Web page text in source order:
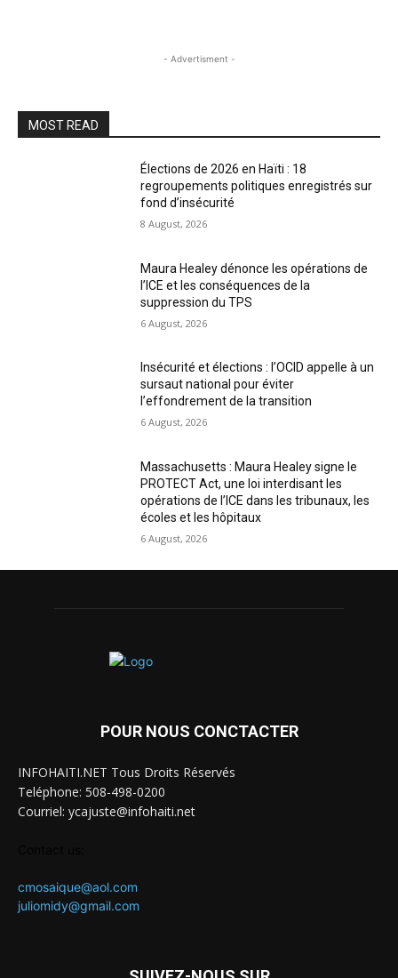
- Advertisment -
MOST READ
Élections de 2026 en Haïti : 18
regroupements politiques enregistrés sur
fond d’insécurité
8 August, 2026
Maura Healey dénonce les opérations de
l’ICE et les conséquences de la
suppression du TPS
6 August, 2026
Insécurité et élections : l’OCID appelle à un
sursaut national pour éviter
l’effondrement de la transition
6 August, 2026
Massachusetts : Maura Healey signe le
PROTECT Act, une loi interdisant les
opérations de l’ICE dans les tribunaux, les
écoles et les hôpitaux
6 August, 2026
POUR NOUS CONCTACTER
INFOHAITI.NET Tous Droits Réservés
Teléphone: 508-498-0200
Courriel: ycajuste@infohaiti.net
cmosaique@aol.com
juliomidy@gmail.com